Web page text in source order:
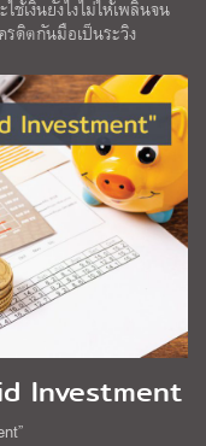
ช้เงินยังไงไม่ให้เพลินจน
ดิตกันมือเป็นระวิง
Investment